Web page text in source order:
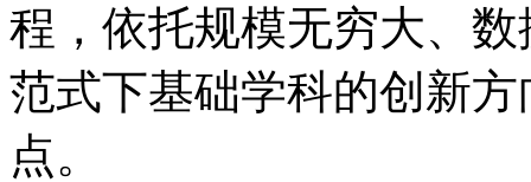
程，依托规模无穷大、
范式下基础学科的创新
点。